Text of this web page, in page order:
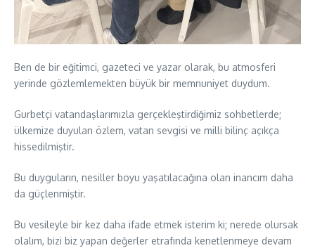
Ben de bir eğitimci, gazeteci ve yazar olarak, bu atmosferi
yerinde gözlemlemekten büyük bir memnuniyet duydum.
Gurbetçi vatandaşlarımızla gerçekleştirdiğimiz sohbetlerde;
ülkemize duyulan özlem, vatan sevgisi ve milli bilinç açıkça
hissedilmiştir.
Bu duyguların, nesiller boyu yaşatılacağına olan inancım daha
da güçlenmiştir.
Bu vesileyle bir kez daha ifade etmek isterim ki; nerede olursak
olalım, bizi biz yapan değerler etrafında kenetlenmeye devam